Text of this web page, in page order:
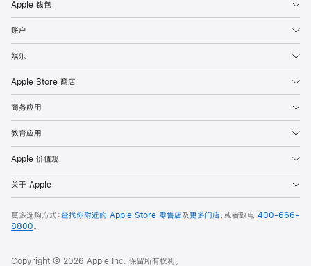
Apple 钱包
账户
娱乐
Apple Store 商店
商务应用
教育应用
Apple 价值观
关于 Apple
更多选购方式：查找你附近的 Apple Store 零售店及更多门店，或者致电 400-666-
8800。
Copyright © 2026 Apple Inc. 保留所有权利。